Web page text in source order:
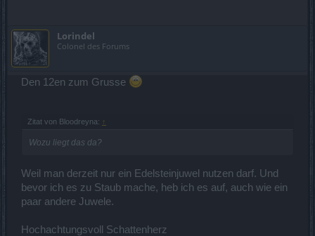
Lorindel
Colonel des Forums
Den 12en zum Grusse
Zitat von Bloodreyna: ↑
Wozu liegt das da?
Weil man derzeit nur ein Edelsteinjuwel nutzen darf. Und
bevor ich es zu Staub mache, heb ich es auf, auch wie ein
paar andere Juwele.
Hochachtungsvoll Schattenherz